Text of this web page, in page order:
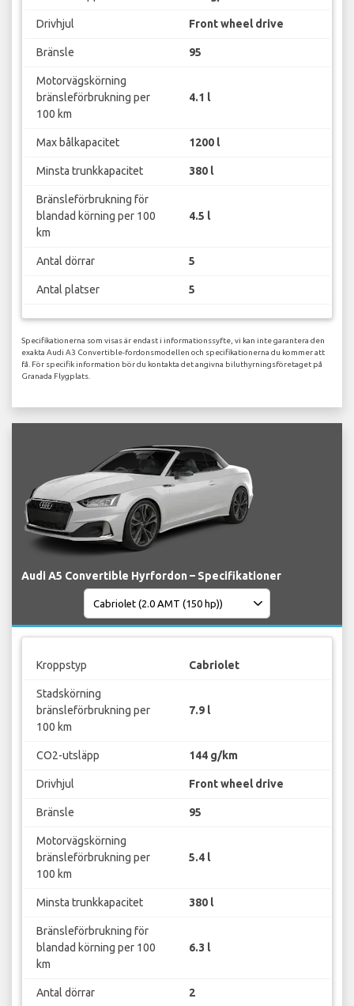
Drivhjul Front wheel drive
Bränsle 95
Motorvägskörning
bränsleförbrukning per
100 km
4.1 l
Max bålkapacitet 1200 l
Minsta trunkkapacitet 380 l
Bränsleförbrukning för
blandad körning per 100
km
4.5 l
Antal dörrar 5
Antal platser 5
Specifikationerna som visas är endast i informationssyfte, vi kan inte garantera den
exakta Audi A3 Convertible-fordonsmodellen och specifikationerna du kommer att
få. För specifik information bör du kontakta det angivna biluthyrningsföretaget på
Granada Flygplats.
Audi A5 Convertible Hyrfordon – Specifikationer
Kroppstyp Cabriolet
Stadskörning
bränsleförbrukning per
100 km
7.9 l
CO2-utsläpp 144 g/km
Drivhjul Front wheel drive
Bränsle 95
Motorvägskörning
bränsleförbrukning per
100 km
5.4 l
Minsta trunkkapacitet 380 l
Bränsleförbrukning för
blandad körning per 100
km
6.3 l
Antal dörrar 2